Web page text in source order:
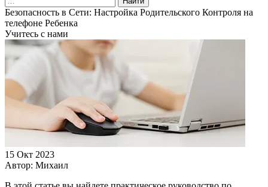
Безопасность в Сети: Настройка Родительского Контроля на
телефоне Ребенка
Учитесь с нами
15 Окт 2023
Автор: Михаил